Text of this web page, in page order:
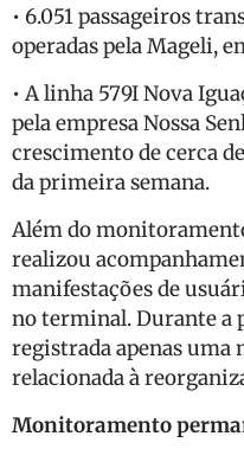
• 6.051 passageiros
operadas pela Mageli,
• A linha 579I Nova
pela empresa Nossa
crescimento de cerca
da primeira semana.
Além do
realizou
manifestações de
no terminal. Durante a
registrada apenas uma
relacionada à
Monitoramento